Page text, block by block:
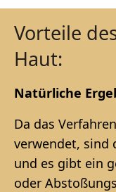
Vorteile
Haut:
Natürliche
Da das
verwendet, sind
und es gibt ein
oder